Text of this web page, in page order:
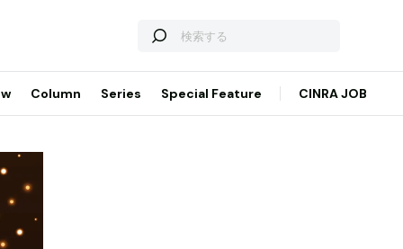
Column Series Special Feature CINRA JOB